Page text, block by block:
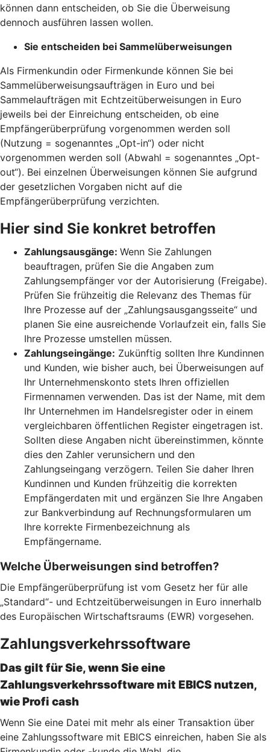
können dann entscheiden, ob Sie die Überweisung
dennoch ausführen lassen wollen.
Sie entscheiden bei Sammelüberweisungen
Als Firmenkundin oder Firmenkunde können Sie bei
Sammelüberweisungsaufträgen in Euro und bei
Sammelaufträgen mit Echtzeitüberweisungen in Euro
jeweils bei der Einreichung entscheiden, ob eine
Empfängerüberprüfung vorgenommen werden soll
(Nutzung = sogenanntes „Opt-in“) oder nicht
vorgenommen werden soll (Abwahl = sogenanntes „Opt-
out“). Bei einzelnen Überweisungen können Sie aufgrund
der gesetzlichen Vorgaben nicht auf die
Empfängerüberprüfung verzichten.
Hier sind Sie konkret betroffen
Zahlungsausgänge: Wenn Sie Zahlungen
beauftragen, prüfen Sie die Angaben zum
Zahlungsempfänger vor der Autorisierung (Freigabe).
Prüfen Sie frühzeitig die Relevanz des Themas für
Ihre Prozesse auf der „Zahlungsausgangsseite“ und
planen Sie eine ausreichende Vorlaufzeit ein, falls Sie
Ihre Prozesse umstellen müssen.
Zahlungseingänge: Zukünftig sollten Ihre Kundinnen
und Kunden, wie bisher auch, bei Überweisungen auf
Ihr Unternehmenskonto stets Ihren offiziellen
Firmennamen verwenden. Das ist der Name, mit dem
Ihr Unternehmen im Handelsregister oder in einem
vergleichbaren öffentlichen Register eingetragen ist.
Sollten diese Angaben nicht übereinstimmen, könnte
dies den Zahler verunsichern und den
Zahlungseingang verzögern. Teilen Sie daher Ihren
Kundinnen und Kunden frühzeitig die korrekten
Empfängerdaten mit und ergänzen Sie Ihre Angaben
zur Bankverbindung auf Rechnungsformularen um
Ihre korrekte Firmenbezeichnung als
Empfängername.
Welche Überweisungen sind betroffen?
Die Empfängerüberprüfung ist vom Gesetz her für alle
„Standard“- und Echtzeitüberweisungen in Euro innerhalb
des Europäischen Wirtschaftsraums (EWR) vorgesehen.
Zahlungsverkehrssoftware
Das gilt für Sie, wenn Sie eine
Zahlungsverkehrssoftware mit EBICS nutzen,
wie Profi cash
Wenn Sie eine Datei mit mehr als einer Transaktion über
eine Zahlungssoftware mit EBICS einreichen, haben Sie als